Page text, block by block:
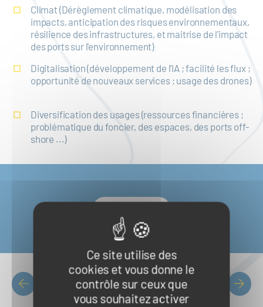
Ce site utilise des
cookies et vous donne le
contrôle sur ceux que
vous souhaitez activer
Climat (Dérèglement climatique, modélisation des
impacts, anticipation des risques environnementaux,
résilience des infrastructures, et maitrise de l'impact
des ports sur l'environnement)
Digitalisation (développement de l’IA ; facilité les flux ;
opportunité de nouveaux services ; usage des drones)
Diversification des usages (ressources financières ;
problématique du foncier, des espaces, des ports off-
shore ...)
PAGINATION
Liste des événements